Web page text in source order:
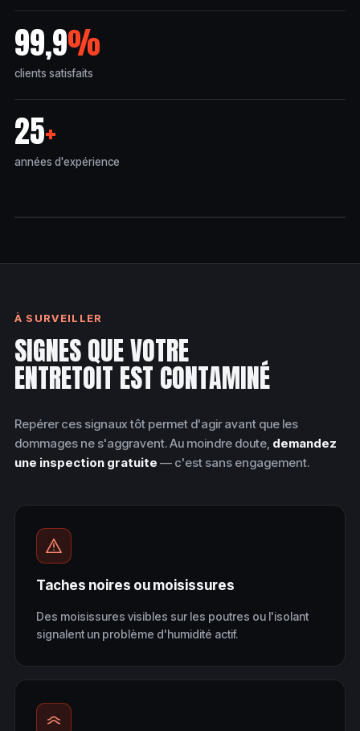
99,9%
clients satisfaits
25+
années d'expérience
À SURVEILLER
SIGNES QUE VOTRE
ENTRETOIT EST CONTAMINÉ
Repérer ces signaux tôt permet d'agir avant que les
dommages ne s'aggravent. Au moindre doute, demandez
une inspection gratuite — c'est sans engagement.
Taches noires ou moisissures
Des moisissures visibles sur les poutres ou l'isolant
signalent un problème d'humidité actif.